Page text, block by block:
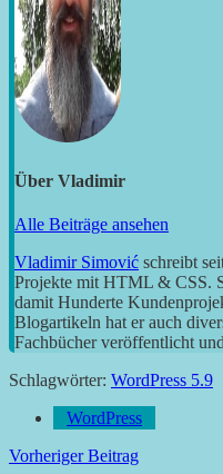
Über Vladimir
Alle Beiträge ansehen
Vladimir Simović schreibt
Projekte mit HTML & CSS.
damit Hunderte
Blogartikeln hat er auch
Fachbücher veröffentlicht
Schlagwörter: WordPress 5.9
WordPress
Beitragsnavigation
Vorheriger Beitrag